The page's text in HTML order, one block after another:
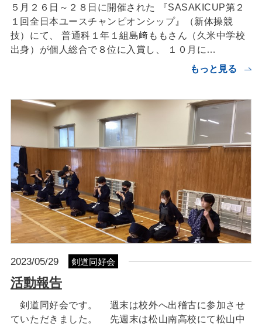
５月２６日～２８日に開催された 『SASAKICUP第２
１回全日本ユースチャンピオンシップ』（新体操競
技）にて、 普通科１年１組島﨑ももさん（久米中学校
出身）が個人総合で８位に入賞し、 １０月に…
もっと見る
2023/05/29 剣道同好会
活動報告
剣道同好会です。 週末は校外へ出稽古に参加させ
ていただきました。 先週末は松山南高校にて松山中